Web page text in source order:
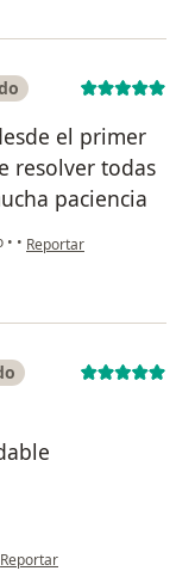
el primer
resolver todas
paciencia
• • en opinión del usuario KH
Reportar
en opinión del usuario VA
Reportar